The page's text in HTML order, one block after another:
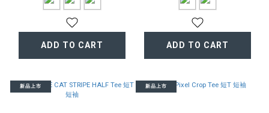
ADD TO CART ADD TO CART
新品上市 新品上市